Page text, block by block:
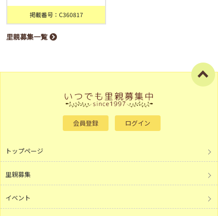
掲載番号：C360817
里親募集一覧
会員登録 ログイン
トップページ
里親募集
イベント